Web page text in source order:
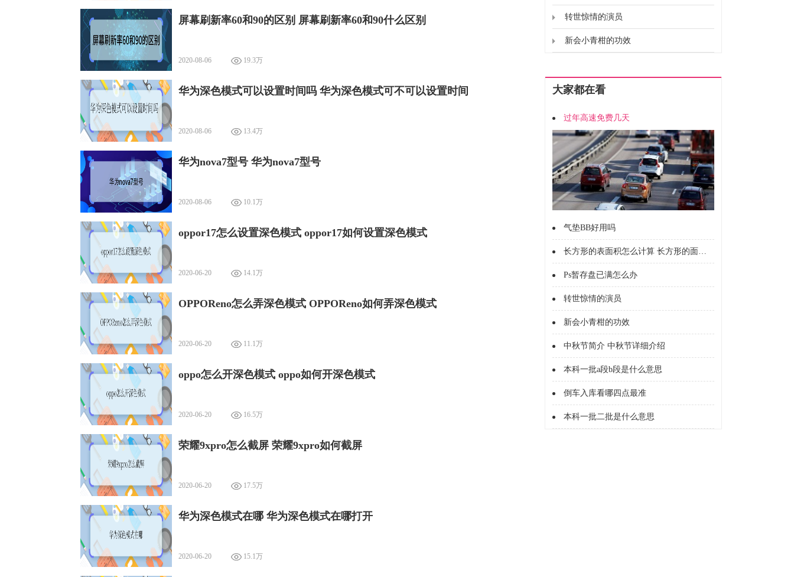
屏幕刷新率60和90的区别 屏幕刷新率60和90什么区别
2020-08-06 19.3万
华为深色模式可以设置时间吗 华为深色模式可不可以设置时间
2020-08-06 13.4万
华为nova7型号 华为nova7型号
2020-08-06 10.1万
oppor17怎么设置深色模式 oppor17如何设置深色模式
2020-06-20 14.1万
OPPOReno怎么弄深色模式 OPPOReno如何弄深色模式
2020-06-20 11.1万
oppo怎么开深色模式 oppo如何开深色模式
2020-06-20 16.5万
荣耀9xpro怎么截屏 荣耀9xpro如何截屏
2020-06-20 17.5万
华为深色模式在哪 华为深色模式在哪打开
2020-06-20 15.1万
转世惊情的演员
新会小青柑的功效
大家都在看
过年高速免费几天
气垫BB好用吗
长方形的表面积怎么计算 长方形的面积怎么计算的
Ps暂存盘已满怎么办
转世惊情的演员
新会小青柑的功效
中秋节简介 中秋节详细介绍
本科一批a段b段是什么意思
倒车入库看哪四点最准
本科一批二批是什么意思